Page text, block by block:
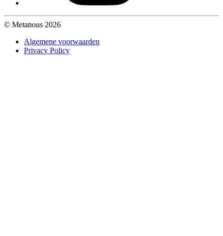
© Metanous 2026
Algemene voorwaarden
Privacy Policy